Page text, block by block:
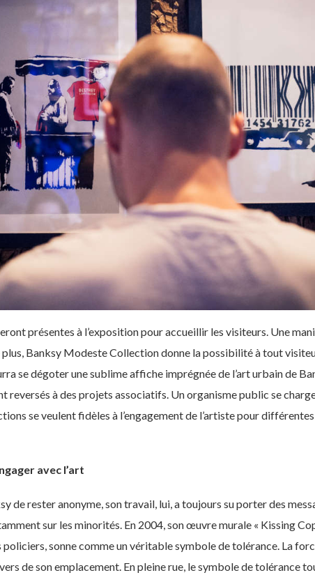
présentes à l’exposition pour accueillir les visiteurs. Une
Banksy Modeste Collection donne la possibilité à tout
se dégoter une sublime affiche imprégnée de l’art urbain de
reversés à des projets associatifs. Un organisme public se
se veulent fidèles à l’engagement de l’artiste pour
avec l’art
de rester anonyme, son travail, lui, a toujours su porter des
sur les minorités. En 2004, son œuvre murale « Kissing
sonne comme un véritable symbole de tolérance. La
de son emplacement. En pleine rue, le symbole de tolérance